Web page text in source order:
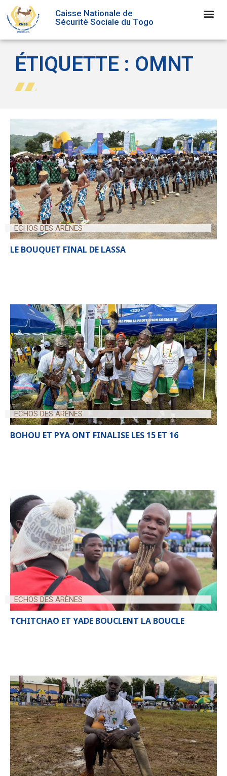
Caisse Nationale de
Sécurité Sociale du Togo
ÉTIQUETTE : OMNT
ECHOS DES ARÈNES
LE BOUQUET FINAL DE LASSA
ECHOS DES ARÈNES
BOHOU ET PYA ONT FINALISE LES 15 ET 16
ECHOS DES ARÈNES
TCHITCHAO ET YADE BOUCLENT LA BOUCLE